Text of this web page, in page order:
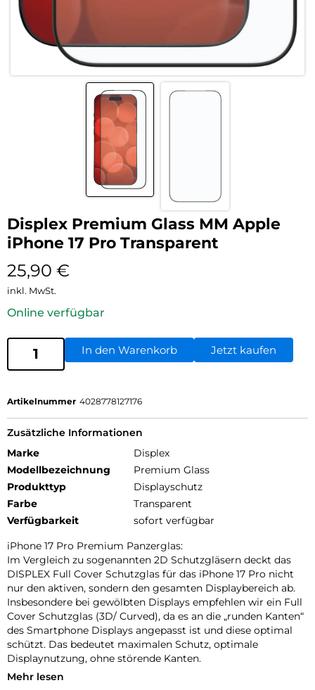
Displex Premium Glass MM Apple
iPhone 17 Pro Transparent
25,90 €
inkl. MwSt.
Online verfügbar
In den Warenkorb Jetzt kaufen
Artikelnummer 4028778127176
Zusätzliche Informationen
Marke
Displex
Modellbezeichnung
Premium Glass
Produkttyp
Displayschutz
Farbe
Transparent
Verfügbarkeit
sofort verfügbar
iPhone 17 Pro Premium Panzerglas:
Im Vergleich zu sogenannten 2D Schutzgläsern deckt das
DISPLEX Full Cover Schutzglas für das iPhone 17 Pro nicht
nur den aktiven, sondern den gesamten Displaybereich ab.
Insbesondere bei gewölbten Displays empfehlen wir ein Full
Cover Schutzglas (3D/ Curved), da es an die „runden Kanten“
des Smartphone Displays angepasst ist und diese optimal
schützt. Das bedeutet maximalen Schutz, optimale
Displaynutzung, ohne störende Kanten.
Kompatibilität:
Mehr lesen